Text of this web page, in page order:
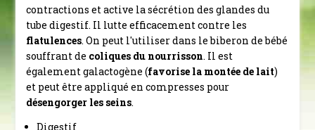
contractions etactive la sécrétion des glandes du
tube digestif. Il lutte efficacementcontre les
flatulences.On peut l'utiliser dans le biberon de bébé
souffrant de coliques du nourrisson. Il est
également galactogène (favorise la montée de lait)
et peut être appliqué en compresses pour
désengorger les seins.
Digestif